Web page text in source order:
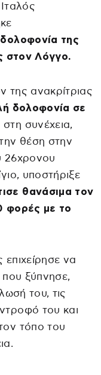
δολοφονία της
στον Λόγγο.
της ανακρίτριας
δολοφονία σε
στη συνέχεια,
θέση στην
26χρονου
υποστήριξε
θανάσιμα τον
φορές με το
να
που ξύπνησε,
του, τις
του και
τόπο του